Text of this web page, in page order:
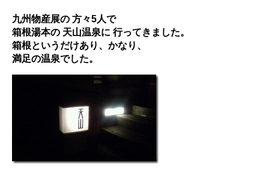
九州物産展の 方々5人で
箱根湯本の 天山温泉に 行ってきました。
箱根というだけあり、かなり、
満足の温泉でした。